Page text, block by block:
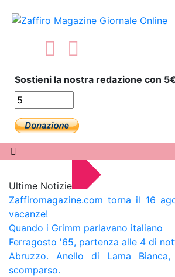
Sostieni la nostra redazione con
Ultime Notizie
Zaffiromagazine.com torna il 16
vacanze!
Quando i Grimm parlavano italiano
Ferragosto '65, partenza alle 4 di
Abruzzo. Anello di Lama
scomparso.